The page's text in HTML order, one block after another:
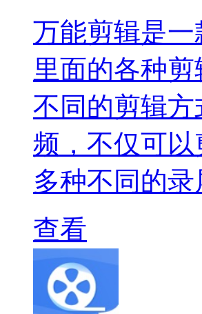
万能剪辑是
里面的各种
不同的剪辑
频，不仅可
多种不同的录
查看